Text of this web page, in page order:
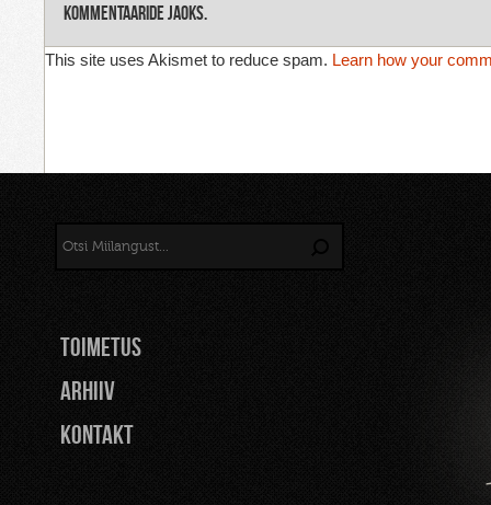
kommentaaride jaoks.
This site uses Akismet to reduce spam. Learn how your
TOIMETUS
Arhiiv
Kontakt